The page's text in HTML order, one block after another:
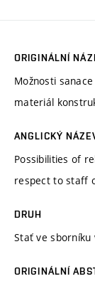
ORIGINÁLNÍ
Možnosti
materiál
ANGLICKÝ
Possibilities of
respect to staff
DRUH
Stať ve sborníku
ORIGINÁLNÍ